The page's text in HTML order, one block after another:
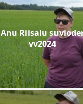
Anu Riisalu
vv2024